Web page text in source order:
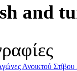
and
Ανοικτού